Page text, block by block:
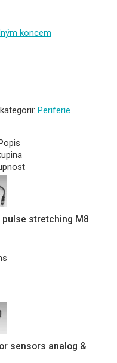
koncem
Periferie
pulse stretching M8
sensors analog &